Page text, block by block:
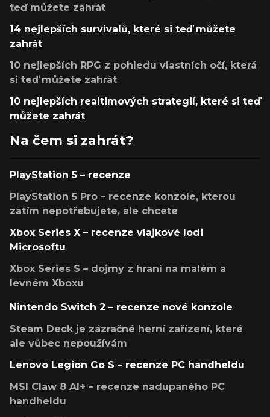
teď můžete zahrát
14 nejlepších survivalů, které si teď můžete
zahrát
10 nejlepších RPG z pohledu vlastních očí, která
si teď můžete zahrát
10 nejlepších realtimových strategií, které si teď
můžete zahrát
Na čem si zahrát?
PlayStation 5 – recenze
PlayStation 5 Pro – recenze konzole, kterou
zatím nepotřebujete, ale chcete
Xbox Series X – recenze vlajkové lodi
Microsoftu
Xbox Series S – dojmy z hraní na malém a
levném Xboxu
Nintendo Switch 2 – recenze nové konzole
Steam Deck je zázračné herní zařízení, které
ale vůbec nepoužívám
Lenovo Legion Go S – recenze PC handheldu
MSI Claw 8 AI+ – recenze nadupaného PC
handheldu